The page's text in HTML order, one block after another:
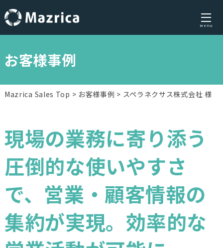
to
content
menu
お客様事例
Mazrica Sales Top お客様事例 スペラネクサス株式会社 様
現場の業務に寄り添う
圧倒的な使いやすさ
で、営業・顧客情報の
集約が実現。効率的な